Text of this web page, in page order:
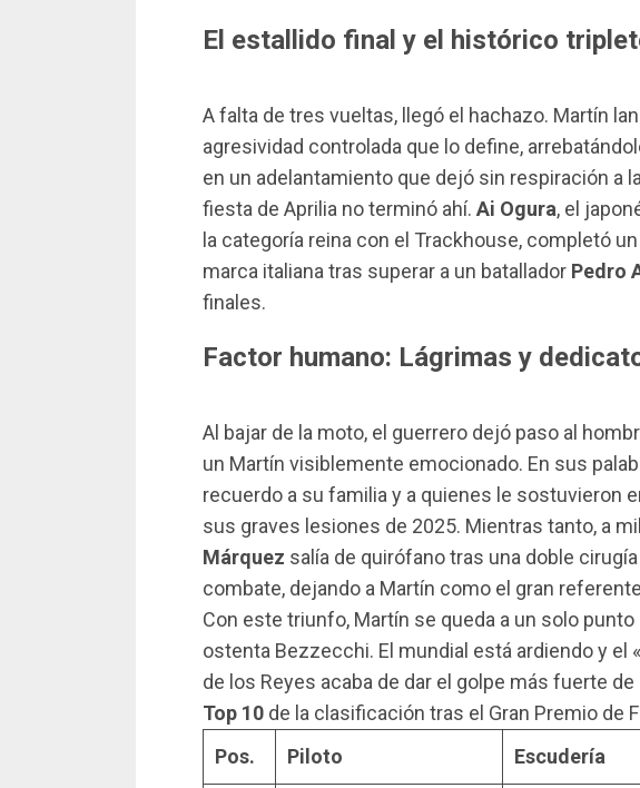
El estallido final y el histórico
A falta de tres vueltas, llegó el hachazo. Martín
agresividad controlada que lo define,
en un adelantamiento que dejó sin respiración a
fiesta de Aprilia no terminó ahí. Ai Ogura, el
la categoría reina con el Trackhouse, completó
marca italiana tras superar a un batallador Pedro
finales.
Factor humano: Lágrimas y
Al bajar de la moto, el guerrero dejó paso al
un Martín visiblemente emocionado. En sus
recuerdo a su familia y a quienes le sostuvieron
sus graves lesiones de 2025. Mientras tanto, a
Márquez salía de quirófano tras una doble
combate, dejando a Martín como el gran
Con este triunfo, Martín se queda a un solo punto
ostenta Bezzecchi. El mundial está ardiendo y el
de los Reyes acaba de dar el golpe más fuerte de
Top 10 de la clasificación tras el Gran Premio de
Pos.
Piloto Escudería